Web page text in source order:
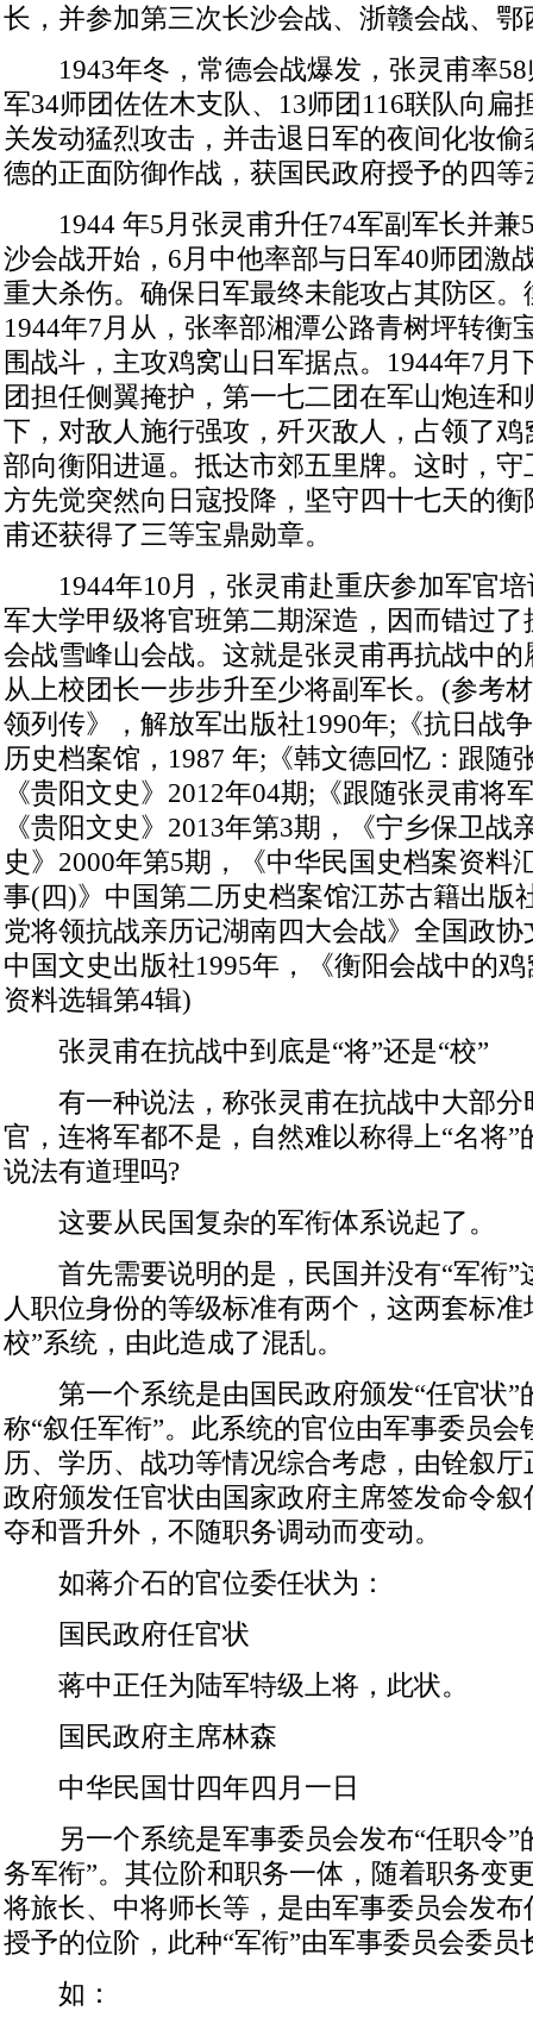
长，并参加第三次长沙会战、浙赣会战、鄂
1943年冬，常德会战爆发，张灵甫率58
军34师团佐佐木支队、13师团116联队向扁
关发动猛烈攻击，并击退日军的夜间化妆
德的正面防御作战，获国民政府授予的四等
1944 年5月张灵甫升任74军副军长并兼
沙会战开始，6月中他率部与日军40师团激
重大杀伤。确保日军最终未能攻占其防区
1944年7月从，张率部湘潭公路青树坪转衡
围战斗，主攻鸡窝山日军据点。1944年7月
团担任侧翼掩护，第一七二团在军山炮连
下，对敌人施行强攻，歼灭敌人，占领了
部向衡阳进逼。抵达市郊五里牌。这时，
方先觉突然向日寇投降，坚守四十七天的
甫还获得了三等宝鼎勋章。
1944年10月，张灵甫赴重庆参加军官培
军大学甲级将官班第二期深造，因而错过
会战雪峰山会战。这就是张灵甫再抗战中
从上校团长一步步升至少将副军长。(参考
领列传》，解放军出版社1990年;《抗日战
历史档案馆，1987 年;《韩文德回忆：跟随
《贵阳文史》2012年04期;《跟随张灵甫将
《贵阳文史》2013年第3期，《宁乡保卫战
史》2000年第5期，《中华民国史档案资料
事(四)》中国第二历史档案馆江苏古籍出版
党将领抗战亲历记湖南四大会战》全国政
中国文史出版社1995年，《衡阳会战中的
资料选辑第4辑)
张灵甫在抗战中到底是“将”还是“校”
有一种说法，称张灵甫在抗战中大部分
官，连将军都不是，自然难以称得上“名将
说法有道理吗?
这要从民国复杂的军衔体系说起了。
首先需要说明的是，民国并没有“军衔”
人职位身份的等级标准有两个，这两套标准
校”系统，由此造成了混乱。
第一个系统是由国民政府颁发“任官状”
称“叙任军衔”。此系统的官位由军事委员
历、学历、战功等情况综合考虑，由铨叙
政府颁发任官状由国家政府主席签发命令叙
夺和晋升外，不随职务调动而变动。
如蒋介石的官位委任状为：
国民政府任官状
蒋中正任为陆军特级上将，此状。
国民政府主席林森
中华民国廿四年四月一日
另一个系统是军事委员会发布“任职令”
务军衔”。其位阶和职务一体，随着职务变
将旅长、中将师长等，是由军事委员会发
授予的位阶，此种“军衔”由军事委员会委员
如：